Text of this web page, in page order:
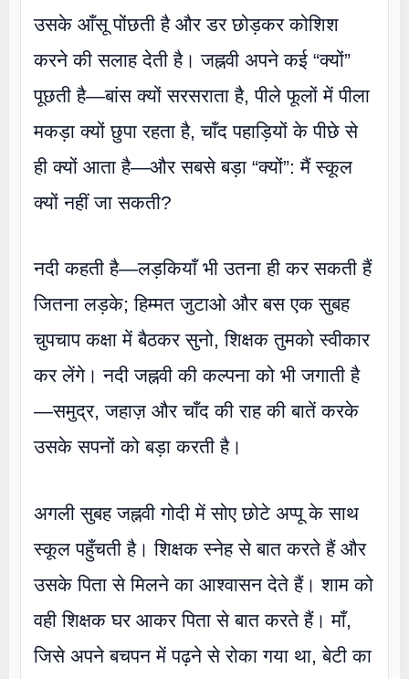
उसके आँसू पोंछती है और डर छोड़कर कोशिश
करने की सलाह देती है। जह्नवी अपने कई “क्यों”
पूछती है—बांस क्यों सरसराता है, पीले फूलों में पीला
मकड़ा क्यों छुपा रहता है, चाँद पहाड़ियों के पीछे से
ही क्यों आता है—और सबसे बड़ा “क्यों”: मैं स्कूल
क्यों नहीं जा सकती?
नदी कहती है—लड़कियाँ भी उतना ही कर सकती हैं
जितना लड़के; हिम्मत जुटाओ और बस एक सुबह
चुपचाप कक्षा में बैठकर सुनो, शिक्षक तुमको स्वीकार
कर लेंगे। नदी जह्नवी की कल्पना को भी जगाती है
—समुद्र, जहाज़ और चाँद की राह की बातें करके
उसके सपनों को बड़ा करती है।
अगली सुबह जह्नवी गोदी में सोए छोटे अप्पू के साथ
स्कूल पहुँचती है। शिक्षक स्नेह से बात करते हैं और
उसके पिता से मिलने का आश्वासन देते हैं। शाम को
वही शिक्षक घर आकर पिता से बात करते हैं। माँ,
जिसे अपने बचपन में पढ़ने से रोका गया था, बेटी का